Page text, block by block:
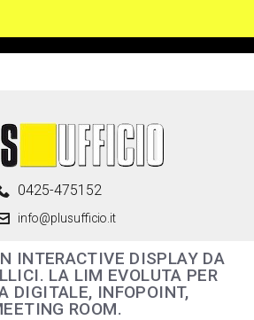
0425-475152
info@plusufficio.it
INTERACTIVE DISPLAY DA
LA LIM EVOLUTA PER
DIGITALE, INFOPOINT,
ROOM.